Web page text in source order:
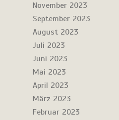
November 2023
September 2023
August 2023
Juli 2023
Juni 2023
Mai 2023
April 2023
März 2023
Februar 2023